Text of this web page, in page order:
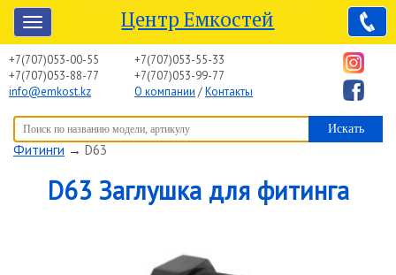
Центр Емкостей
+7(707)053-00-55
+7(707)053-88-77
info@emkost.kz
+7(707)053-55-33
+7(707)053-99-77
О компании /Контакты
Вы здесь:Центр Емкостей→ Емкостное оборудование→
Фитинги → D63
D63 Заглушка для фитинга